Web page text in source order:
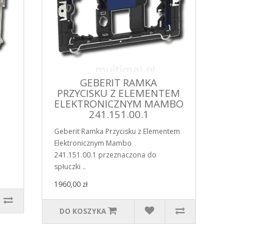
GEBERIT RAMKA
PRZYCISKU Z ELEMENTEM
ELEKTRONICZNYM MAMBO
241.151.00.1
Geberit Ramka Przycisku z Elementem
Elektronicznym Mambo
241.151.00.1 przeznaczona do
spłuczki ..
1960,00 zł
DO KOSZYKA